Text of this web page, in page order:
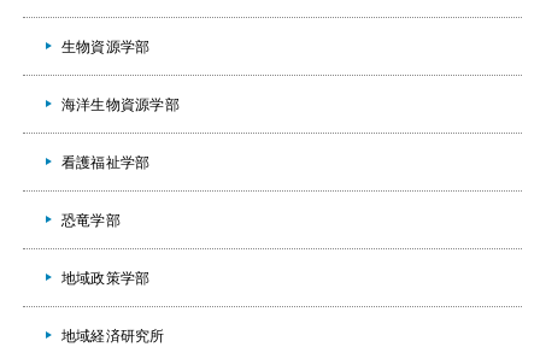
生物資源学部
海洋生物資源学部
看護福祉学部
恐竜学部
地域政策学部
地域経済研究所